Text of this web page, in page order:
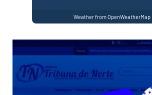
Weather from OpenWeatherMap